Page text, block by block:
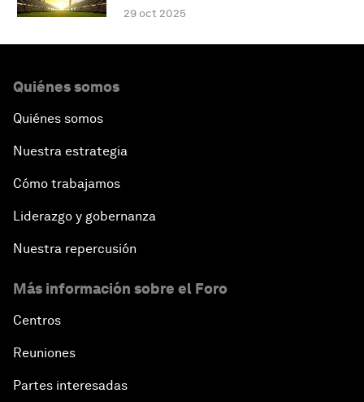
29 oct 2025
Quiénes somos
Quiénes somos
Nuestra estrategia
Cómo trabajamos
Liderazgo y gobernanza
Nuestra repercusión
Más información sobre el Foro
Centros
Reuniones
Partes interesadas